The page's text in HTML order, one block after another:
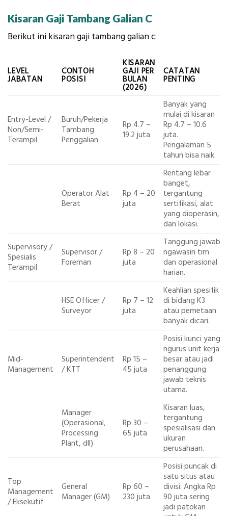
Kisaran Gaji Tambang Galian C
Berikut ini kisaran gaji tambang galian c:
LEVEL
JABATAN
CONTOH
POSISI
KISARAN
GAJI PER
BULAN
(2026)
CATATAN
PENTING
Entry-Level /
Non/Semi-
Terampil
Buruh/Pekerja
Tambang
Penggalian
Rp 4.7 –
19.2 juta
Banyak yang
mulai di kisaran
Rp 4.7 – 10.6
juta.
Pengalaman 5
tahun bisa naik.
Operator Alat
Berat
Rp 4 – 20
juta
Rentang lebar
banget,
tergantung
sertifikasi, alat
yang dioperasin,
dan lokasi.
Supervisory /
Spesialis
Terampil
Supervisor /
Foreman
Rp 8 – 20
juta
Tanggung jawab
ngawasin tim
dan operasional
harian.
HSE Officer /
Surveyor
Rp 7 – 12
juta
Keahlian spesifik
di bidang K3
atau pemetaan
banyak dicari.
Mid-
Management
Superintendent
/ KTT
Rp 15 –
45 juta
Posisi kunci yang
ngurus unit kerja
besar atau jadi
penanggung
jawab teknis
utama.
Manager
(Operasional,
Processing
Plant, dll)
Rp 30 –
65 juta
Kisaran luas,
tergantung
spesialisasi dan
ukuran
perusahaan.
Top
Management
/ Eksekutif
General
Manager (GM)
Rp 60 –
230 juta
Posisi puncak di
satu situs atau
divisi. Angka Rp
90 juta sering
jadi patokan